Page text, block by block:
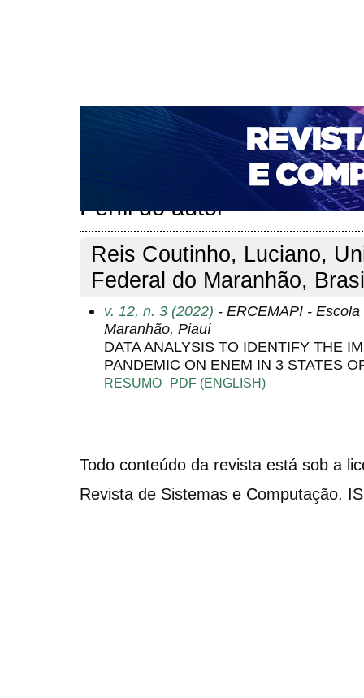
CAPA SOBRE ACESSO CADASTRO
NOTÍCIAS
PORTAL DE REVISTAS DA UNIFACS
PARA AVALIADORES
NOVA SUBMISSÃO
Perfil do autor
Reis Coutinho, Luciano,
Federal do Maranhão,
v. 12, n. 3 (2022) - ERCEMAPI -
Maranhão, Piauí
DATA ANALYSIS TO IDENTIFY THE
PANDEMIC ON ENEM IN 3 STATES
RESUMO PDF (ENGLISH)
Todo conteúdo da revista está sob a
Revista de Sistemas e Computação.